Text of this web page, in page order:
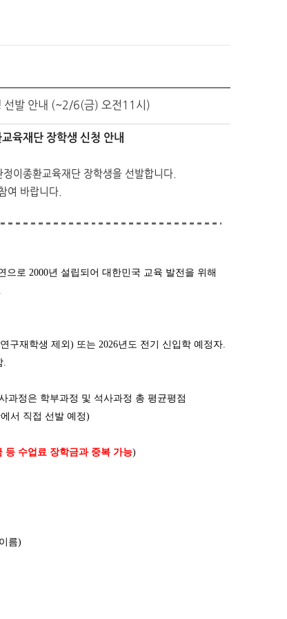
선발 안내 (~2/6(금) 오전11시)
육재단 장학생 신청 안내
이종환교육재단 장학생을 선발합니다.
여 바랍니다.
로 2000년 설립되어 대한민국 교육 발전을 위해
구재학생 제외) 또는 2026년도 전기 신입학 예정자.
.
정은 학부과정 및 석사과정 총 평균평점
서 직접 선발 예정)
등 수업료 장학금과 중복 가능)
름)